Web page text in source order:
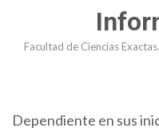
Facultad de Ciencias
Dependiente en sus